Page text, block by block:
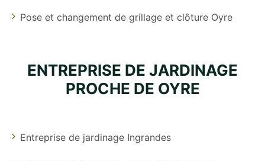
Pose et changement de grillage et clôture Oyre
ENTREPRISE DE JARDINAGE
PROCHE DE OYRE
Entreprise de jardinage Ingrandes